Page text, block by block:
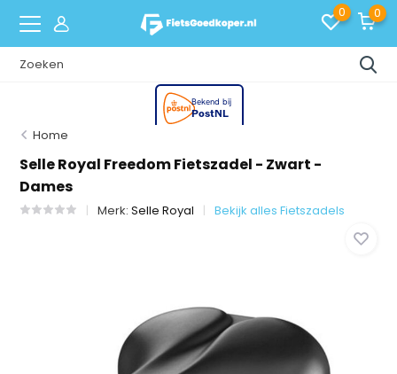
0 0
Home
Selle Royal Freedom Fietszadel - Zwart -
Dames
Merk:Selle Royal Bekijk alles Fietszadels